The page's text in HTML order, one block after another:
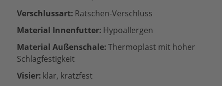
Verschlussart: Ratschen-Verschluss
Material Innenfutter: Hypoallergen
Material Außenschale:Thermoplast mit hoher
Schlagfestigkeit
Visier: klar, kratzfest